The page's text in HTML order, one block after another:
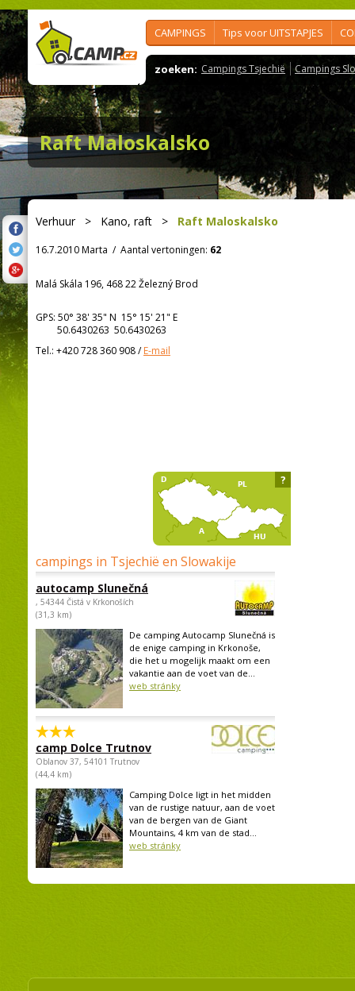
CAMPINGS Tips voor UITSTAPJES
zoeken: Campings Tsjechië Campings
Raft Maloskalsko
Verhuur> Kano, raft > Raft Maloskalsko
16.7.2010 Marta / Aantal vertoningen: 62
Malá Skála 196, 468 22 Železný Brod
GPS: 50° 38' 35" N 15° 15' 21" E
50.6430263 50.6430263
Tel.: +420 728 360 908/E-mail
campings in Tsjechië en Slowakije
autocamp Slunečná
, 54344 Čistá v Krkonoších
(31,3 km)
De camping Autocamp Slunečná is
de enige camping in Krkonoše,
die het u mogelijk maakt om een
vakantie aan de voet van de...
web stránky
camp Dolce Trutnov
Oblanov 37, 54101 Trutnov
(44,4 km)
Camping Dolce ligt in het midden
van de rustige natuur, aan de voet
van de bergen van de Giant
Mountains, 4 km van de stad...
web stránky
?